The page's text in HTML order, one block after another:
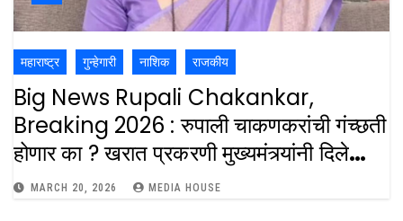
महाराष्ट्र गुन्हेगारी नाशिक राजकीय
Big News Rupali Chakankar,
Breaking 2026 : रुपाली चाकणकरांची गंच्छती
होणार का ? खरात प्रकरणी मुख्यमंत्र्यांनी दिले
आदेश : CM Devendra Fadanavis
MARCH 20, 2026 MEDIA HOUSE